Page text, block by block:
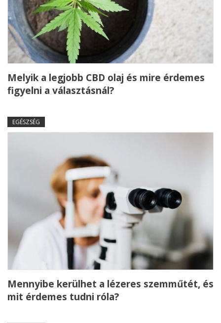
Melyik a legjobb CBD olaj és mire érdemes
figyelni a választásnál?
EGÉSZSÉG
Mennyibe kerülhet a lézeres szemműtét, és
mit érdemes tudni róla?